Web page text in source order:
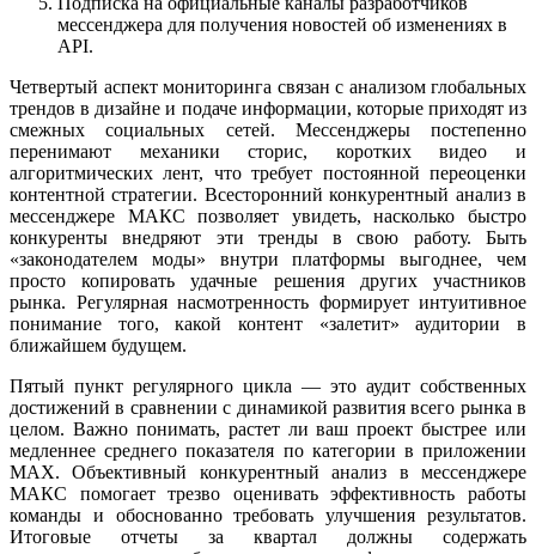
мессенджера для получения новостей об изменениях в
API.
Четвертый аспект мониторинга связан с анализом глобальных
трендов в дизайне и подаче информации, которые приходят из
смежных социальных сетей. Мессенджеры постепенно
перенимают механики сторис, коротких видео и
алгоритмических лент, что требует постоянной переоценки
контентной стратегии. Всесторонний конкурентный анализ в
мессенджере МАКС позволяет увидеть, насколько быстро
конкуренты внедряют эти тренды в свою работу. Быть
«законодателем моды» внутри платформы выгоднее, чем
просто копировать удачные решения других участников
рынка. Регулярная насмотренность формирует интуитивное
понимание того, какой контент «залетит» аудитории в
ближайшем будущем.
Пятый пункт регулярного цикла — это аудит собственных
достижений в сравнении с динамикой развития всего рынка в
целом. Важно понимать, растет ли ваш проект быстрее или
медленнее среднего показателя по категории в приложении
MAX. Объективный конкурентный анализ в мессенджере
МАКС помогает трезво оценивать эффективность работы
команды и обоснованно требовать улучшения результатов.
Итоговые отчеты за квартал должны содержать